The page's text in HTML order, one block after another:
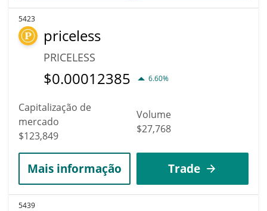
5423
priceless
PRICELESS
$0.00012385 6.60%
Capitalização de
mercado
$123,849
Volume
$27,768
Mais informação Trade
5439